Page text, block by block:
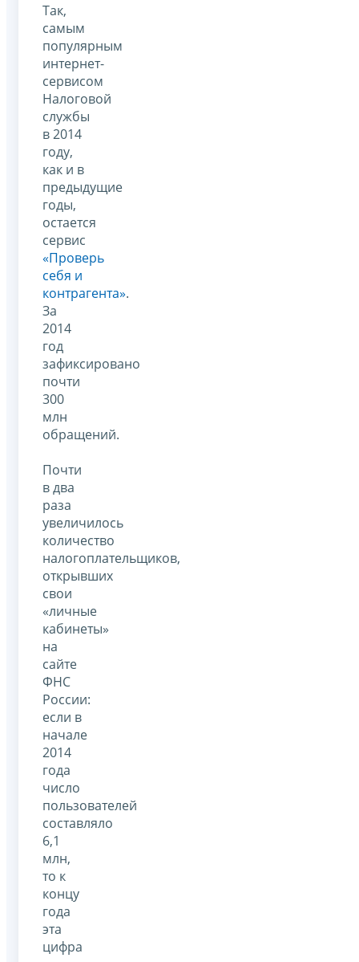
Так,
самым
популярным
интернет-
сервисом
Налоговой
службы
в 2014
году,
как и в
предыдущие
годы,
остается
сервис
«Проверь
себя и
контрагента».
За
2014
год
зафиксировано
почти
300
млн
обращений.
Почти
в два
раза
увеличилось
количество
налогоплательщиков,
открывших
свои
«личные
кабинеты»
на
сайте
ФНС
России:
если в
начале
2014
года
число
пользователей
составляло
6,1
млн,
то к
концу
года
эта
цифра